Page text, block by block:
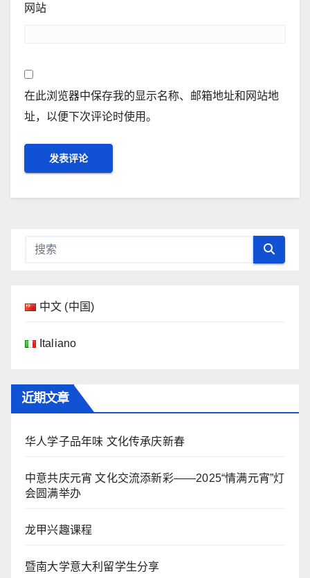
网站
在此浏览器中保存我的显示名称、邮箱地址和网站地
址，以便下次评论时使用。
中文 (中国)
Italiano
近期文章
华人学子品年味 文化传承庆新春
中意共庆元宵 文化交流添新彩——2025“情满元宵”灯
会圆满举办
龙甲兴趣课程
暨南大学意大利留学生分享